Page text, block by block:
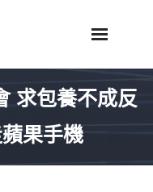
求包養不成反
果手機